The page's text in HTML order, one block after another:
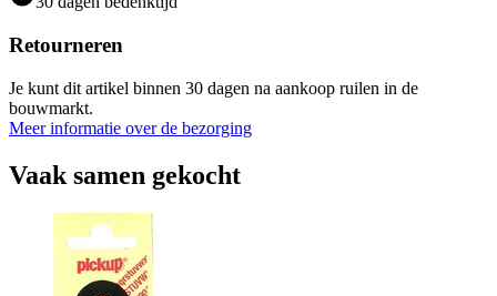
Retourneren
Je kunt dit artikel binnen 30 dagen na aankoop ruilen in de
bouwmarkt.
Meer informatie over de bezorging
Vaak samen gekocht